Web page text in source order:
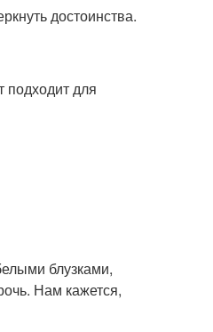
достоинства.
для
блузками,
Нам кажется,